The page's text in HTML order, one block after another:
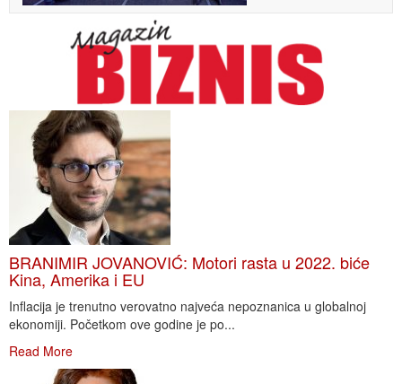
BRANIMIR JOVANOVIĆ: Motori rasta u 2022. biće
Kina, Amerika i EU
Inflacija je trenutno verovatno najveća nepoznanica u globalnoj
ekonomiji. Početkom ove godine je po...
Read More